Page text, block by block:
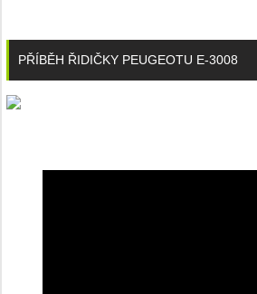
PŘÍBĚH ŘIDIČKY PEUGEOTU E-3008